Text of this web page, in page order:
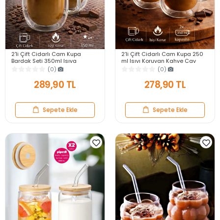
2'li Çift Cidarlı Cam Kupa
Bardak Seti 350ml Isıya
Dayanıklı Espresso Sunum
Kulplu Kahve Bardağı
(0)
289,90 TL
Sepete Ekle
2’li Çift Cidarlı Cam Kupa 250
ml Isıyı Koruyan Kahve Çay
Fincanı Kulplu Espresso Cam
(0)
278,90 TL
Sepete Ekle